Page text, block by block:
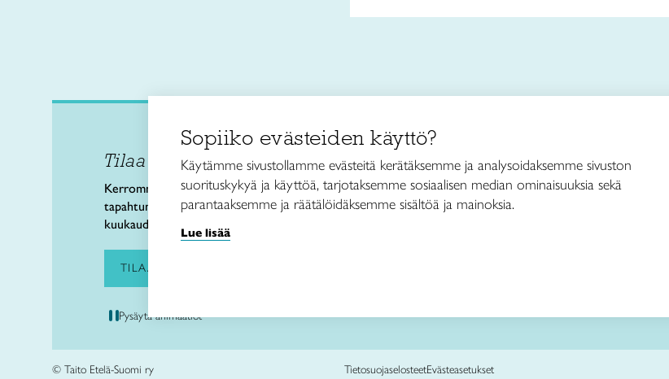
Tilaa uutiskirje
Kerromme taitokeskusten
tapahtumista ja uutisista kerran
kuukaudessa.
TILAA UUTISKIRJE
Pysäytä animaatiot
Taito Etelä-Suomi ry
Eteläesplanadi 4
00130 Helsinki
Kurssit ja leirit
Kankaankudonta
© Taito Etelä-Suomi ry TietosuojaselosteetEvästeasetukset
Sopiiko evästeiden käyttö?
Käytämme sivustollamme evästeitä kerätäksemme ja analysoidaksemme sivuston
suorituskykyä ja käyttöä, tarjotaksemme sosiaalisen median ominaisuuksia sekä
parantaaksemme ja räätälöidäksemme sisältöä ja mainoksia.
Lue lisää